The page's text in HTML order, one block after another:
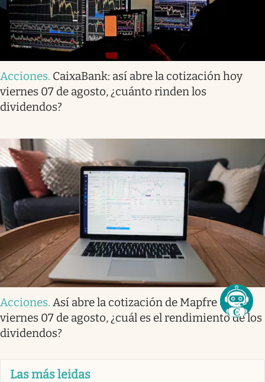
Acciones. CaixaBank: así abre la cotización hoy
viernes 07 de agosto, ¿cuánto rinden los
dividendos?
Acciones. Así abre la cotización de Mapfre este
viernes 07 de agosto, ¿cuál es el rendimiento de los
dividendos?
Las más leidas